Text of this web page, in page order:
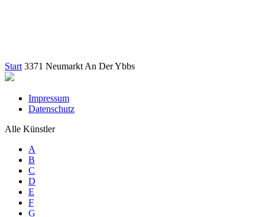
Start 3371 Neumarkt An Der Ybbs
Impressum
Datenschutz
Alle Künstler
A
B
C
D
E
F
G